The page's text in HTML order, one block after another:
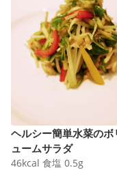
ヘルシー簡単水菜のボ
ュームサラダ
46kcal 食塩 0.5g